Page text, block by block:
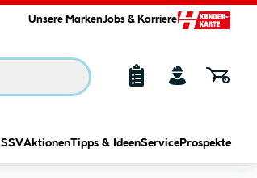
Unsere MarkenJobs & Karriere
SSVAktionenTipps & IdeenService Prospekte